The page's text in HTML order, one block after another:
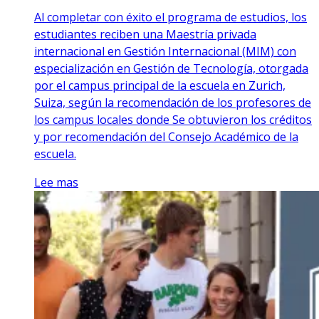
Al completar con éxito el programa de estudios, los
estudiantes reciben una Maestría privada
internacional en Gestión Internacional (MIM) con
especialización en Gestión de Tecnología, otorgada
por el campus principal de la escuela en Zurich,
Suiza, según la recomendación de los profesores de
los campus locales donde Se obtuvieron los créditos
y por recomendación del Consejo Académico de la
escuela.
Lee mas